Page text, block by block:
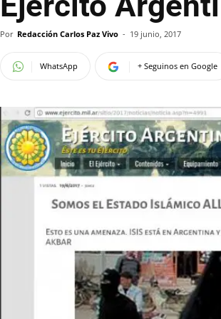
Por Redacción Carlos Paz Vivo - 19 junio, 2017
WhatsApp + Seguinos en Google